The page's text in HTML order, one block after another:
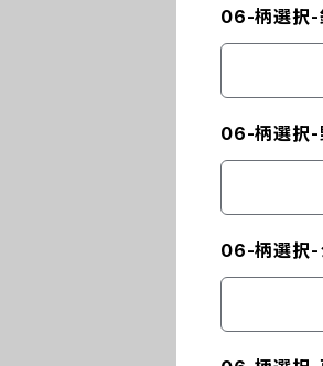
06-柄選択-
06-柄選択-
06-柄選択-